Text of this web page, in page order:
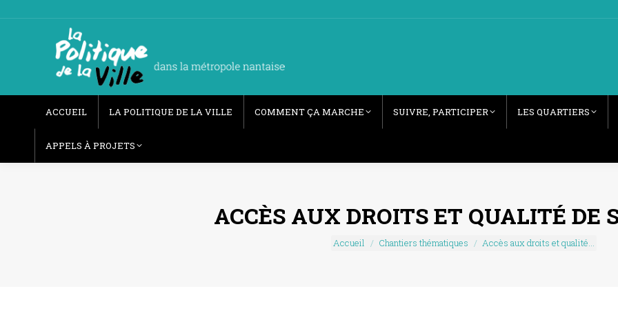
ACCUEIL LA POLITIQUE DE LA VILLE COMMENT ÇA MARCHE SUIVRE, PARTICIPER LES QUARTIERS
APPELS À PROJETS
ACCÈS AUX DROITS ET QUALITÉ DE
Vous êtes ici :
Accueil Chantiers thématiques Accès aux droits et qualité…